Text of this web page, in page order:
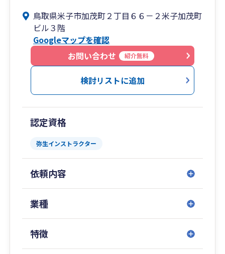
また、会計参謀等を活用した「経営戦略会議」を
行い、事業者の皆様とより良い方向に進むべく
日々努力しています！
※弥生認定経営支援アドバイザー在籍
鳥取県米子市加茂町２丁目６６－２米子加茂町
ビル３階
Googleマップを確認
お問い合わせ
紹介無料
検討リストに追加
認定資格
弥生インストラクター
依頼内容
業種
特徴